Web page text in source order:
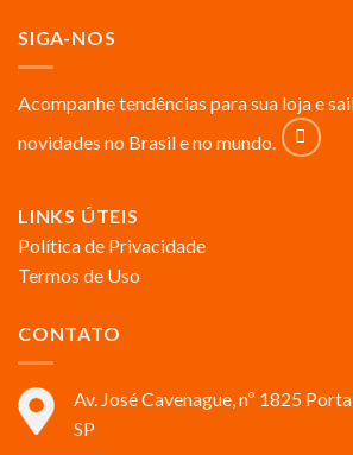
SIGA-NOS
Acompanhe tendências para sua loja e
novidades no Brasil e no mundo.
LINKS ÚTEIS
Política de Privacidade
Termos de Uso
CONTATO
Av. José Cavenague, nº 1825
SP